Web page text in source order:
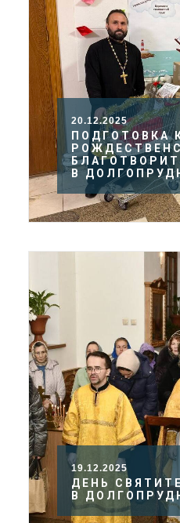
20.12.2025
ПОДГОТОВКА
В
19.12.2025
ДЕНЬ
В